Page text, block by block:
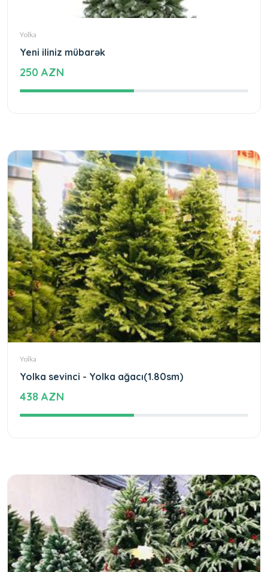
Yolka
Yeni iliniz mübarək
250 AZN
Yolka
Yolka sevinci - Yolka ağacı(1.80sm)
438 AZN